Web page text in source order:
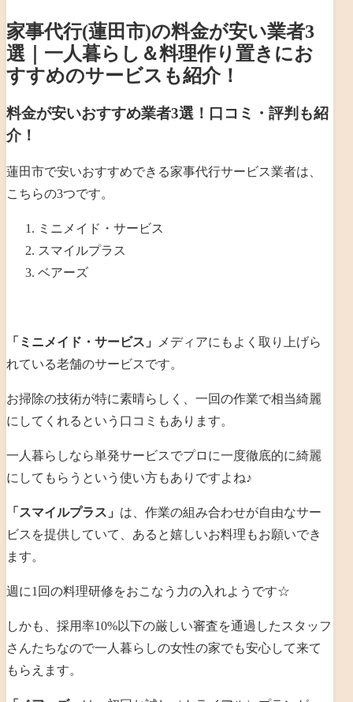
家事代行(蓮田市)の料金が安い業者3
選｜一人暮らし＆料理作り置きにお
すすめのサービスも紹介！
料金が安いおすすめ業者3選！口コミ・評判も紹
介！
蓮田市で安いおすすめできる家事代行サービス業者は、
こちらの3つです。
ミニメイド・サービス
スマイルプラス
ベアーズ
「ミニメイド・サービス」
メディアにもよく取り上げら
れている老舗のサービスです。
お掃除の技術が特に素晴らしく、一回の作業で相当綺麗
にしてくれるという口コミもあります。
一人暮らしなら単発サービスでプロに一度徹底的に綺麗
にしてもらうという使い方もありですよね♪
「スマイルプラス」 は、作業の組み合わせが自由なサー
ビスを提供していて、あると嬉しいお料理もお願いでき
ます。
週に1回の料理研修をおこなう力の入れようです☆
しかも、採用率10%以下の厳しい審査を通過したスタッフ
さんたちなので一人暮らしの女性の家でも安心して来て
もらえます。